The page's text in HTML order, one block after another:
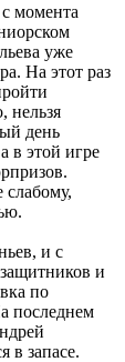
момента
уже
На этот раз
нельзя
день
в этой игре
слабому,
и с
и
по
последнем
в запасе.